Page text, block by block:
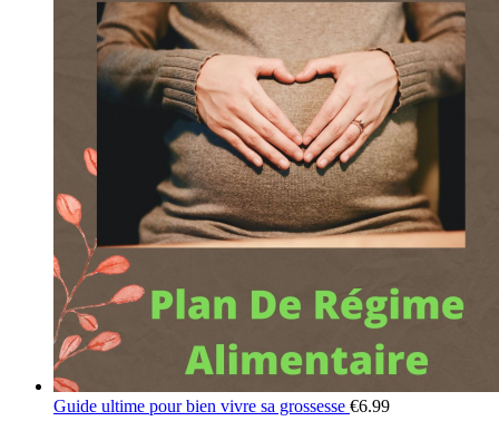
Guide ultime pour bien vivre sa grossesse €6.99